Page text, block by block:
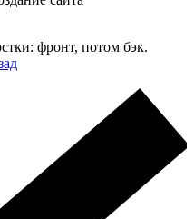
фронт, потом бэк.